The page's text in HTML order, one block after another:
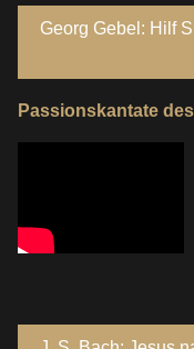
Georg Gebel:
Passionskantate